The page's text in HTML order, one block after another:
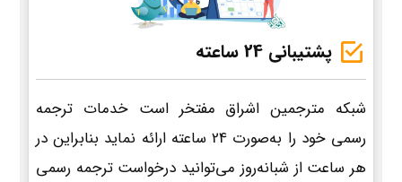
پشتیبانی 24 ساعته
شبکه مترجمین اشراق مفتخر است خدمات ترجمه
رسمی خود را به‌صورت 24 ساعته ارائه نماید بنابراین در
هر ساعت از شبانه‌روز می‌توانید درخواست ترجمه رسمی